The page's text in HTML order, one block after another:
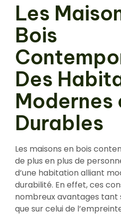
Les
Bois
Des
Modernes
Durables
Les maisons en bois
de plus en plus de
d’une habitation alliant
durabilité. En effet, ces
nombreux avantages tant
que sur celui de